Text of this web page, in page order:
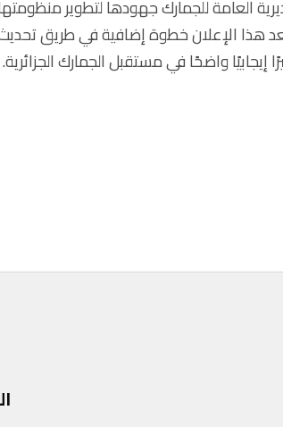
العامة للجمارك جهودها لتطوير
هذا الإعلان خطوة إضافية في طريق
إيجابيًا واضحًا في مستقبل الجمارك الجزائرية.